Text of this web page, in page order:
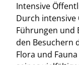
Intensive
Durch
Führungen und
den Besuchern
Flora und